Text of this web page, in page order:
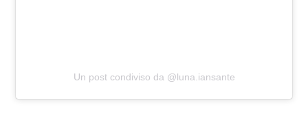
Un post condiviso da @luna.iansante